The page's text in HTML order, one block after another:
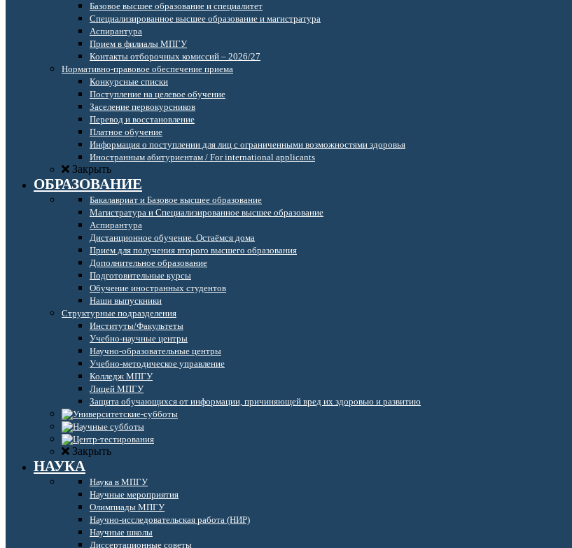
Базовое высшее образование и специалитет
Специализированное высшее образование и магистратура
Аспирантура
Прием в филиалы МПГУ
Контакты отборочных комиссий – 2026/27
Нормативно-правовое обеспечение приема
Конкурсные списки
Поступление на целевое обучение
Заселение первокурсников
Перевод и восстановление
Платное обучение
Информация о поступлении для лиц с ограниченными возможностями здоровья
Иностранным абитуриентам / For international applicants
Закрыть
ОБРАЗОВАНИЕ
Бакалавриат и Базовое высшее образование
Магистратура и Специализированное высшее образование
Аспирантура
Дистанционное обучение. Остаёмся дома
Прием для получения второго высшего образования
Дополнительное образование
Подготовительные курсы
Обучение иностранных студентов
Наши выпускники
Структурные подразделения
Институты/Факультеты
Учебно-научные центры
Научно-образовательные центры
Учебно-методическое управление
Колледж МПГУ
Лицей МПГУ
Защита обучающихся от информации, причиняющей вред их здоровью и развитию
Закрыть
НАУКА
Наука в МПГУ
Научные мероприятия
Олимпиады МПГУ
Научно-исследовательская работа (НИР)
Научные школы
Диссертационные советы